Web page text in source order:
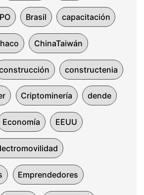
Brasil capacitación
ChinaTaiwán
constructenia
Criptominería dende
Economía EEUU
Emprendedores